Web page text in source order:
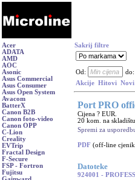
Acer
ADATA
AMD
AOC
Asonic
Asus Commercial
Asus Consumer
Asus Open System
Avacom
BatterX
Canon B2B
Canon foto-video
Canon OPP
C-Lion
Creality
EVTrip
Fractal Design
F-Secure
FSP - Fortron
Fujitsu
Sakrij filtre
Od: do:
Akcije Hitovi Novi
Port PRO
Cijena ? EUR.
20 kom. na skladištu.
Spremi za
PDF (off-line
Datoteke
924001 -